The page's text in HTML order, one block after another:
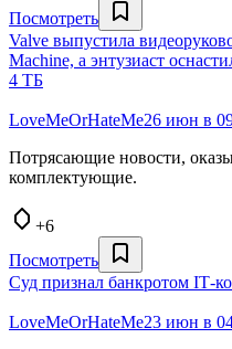
Посмотреть
Valve выпустила
Machine, а энтузиаст
4 ТБ
LoveMeOrHateMe26 июн в
Потрясающие новости,
комплектующие.
+6
Посмотреть
Суд признал банкротом
LoveMeOrHateMe23 июн в